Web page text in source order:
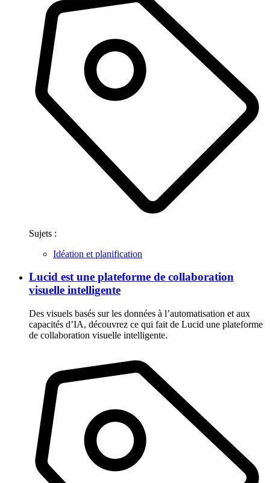
Sujets :
Idéation et planification
Lucid est une plateforme de collaboration
visuelle intelligente
Des visuels basés sur les données à l’automatisation et aux
capacités d’IA, découvrez ce qui fait de Lucid une plateforme
de collaboration visuelle intelligente.